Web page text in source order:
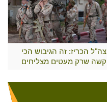
צה"ל הכריז: זה הגיבוש הכי
קשה שרק מעטים מצליחים